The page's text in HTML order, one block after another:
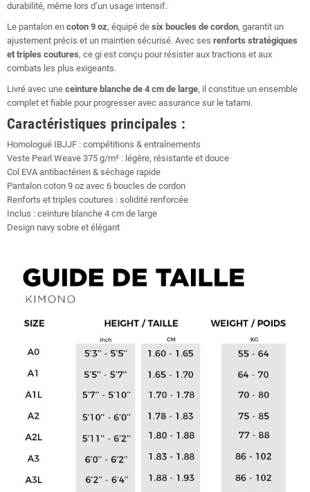
durabilité, même lors d’un usage intensif.
Le pantalon en coton 9 oz, équipé de six boucles de cordon, garantit un
ajustement précis et un maintien sécurisé. Avec ses renforts stratégiques
et triples coutures, ce gi est conçu pour résister aux tractions et aux
combats les plus exigeants.
Livré avec une ceinture blanche de 4 cm de large, il constitue un ensemble
complet et fiable pour progresser avec assurance sur le tatami.
Caractéristiques principales :
Homologué IBJJF : compétitions & entraînements
Veste Pearl Weave 375 g/m² : légère, résistante et douce
Col EVA antibactérien & séchage rapide
Pantalon coton 9 oz avec 6 boucles de cordon
Renforts et triples coutures : solidité renforcée
Inclus : ceinture blanche 4 cm de large
Design navy sobre et élégant